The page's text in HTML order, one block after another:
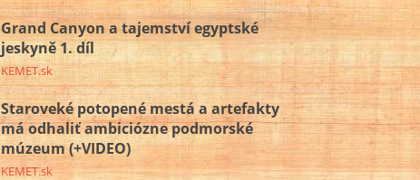
Grand Canyon a tajemství egyptské
jeskyně 1. díl
KEMET.sk
Staroveké potopené mestá a artefakty
má odhaliť ambiciózne podmorské
múzeum (+VIDEO)
KEMET.sk